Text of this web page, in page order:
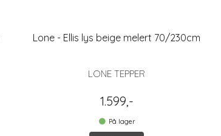
Lone - Ellis lys beige melert 70/230cm
LONE TEPPER
1.599,-
På lager